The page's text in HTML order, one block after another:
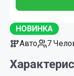
НОВИНКА
Авто
7